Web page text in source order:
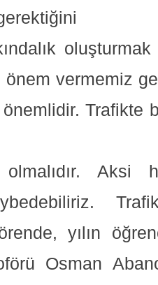
önem vermemiz
Trafikte
Aksi
yılın
Osman